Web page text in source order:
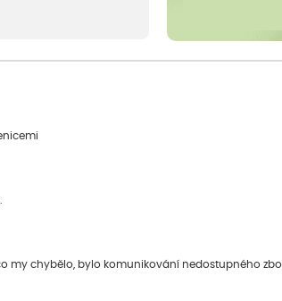
ladí.
zobrazit
my chybělo, bylo komunikování nedostupného